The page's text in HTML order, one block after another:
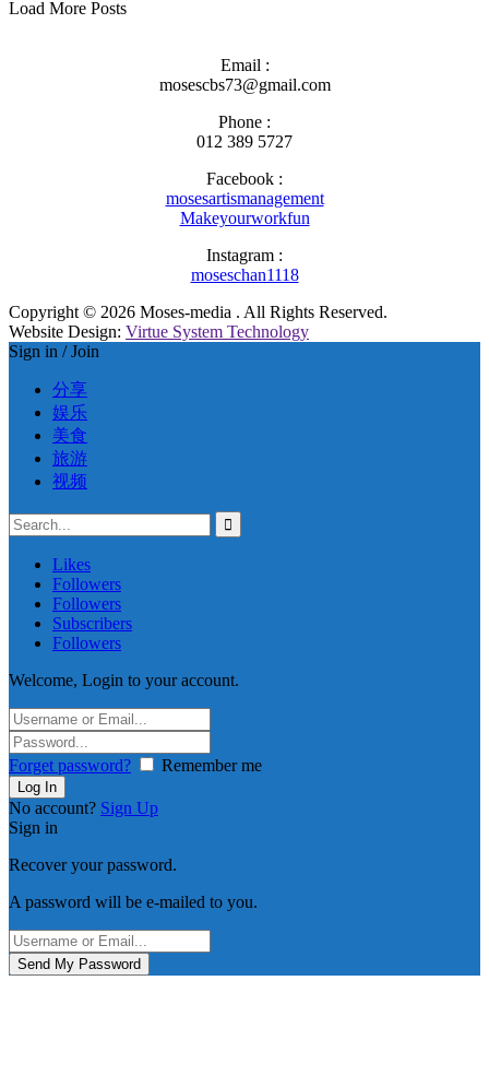
Load More Posts
Email :
mosescbs73@gmail.com
Phone :
012 389 5727
Facebook :
mosesartismanagement
Makeyourworkfun
Instagram :
moseschan1118
Copyright © 2026 Moses-media . All Rights Reserved.
Website Design: Virtue System Technology
Sign in / Join
分享
娱乐
美食
旅游
视频
Likes
Followers
Followers
Subscribers
Followers
Welcome, Login to your account.
Forget password? Remember me
No account? Sign Up
Sign in
Recover your password.
A password will be e-mailed to you.